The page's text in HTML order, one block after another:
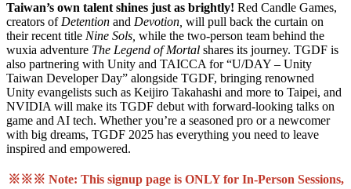
Taiwan’s own talent shines just as brightly! Red Candle Games,
creators of Detention and Devotion, will pull back the curtain on
their recent title Nine Sols, while the two-person team behind the
wuxia adventure The Legend of Mortal shares its journey. TGDF is
also partnering with Unity and TAICCA for “U/DAY – Unity
Taiwan Developer Day” alongside TGDF, bringing renowned
Unity evangelists such as Keijiro Takahashi and more to Taipei, and
NVIDIA will make its TGDF debut with forward-looking talks on
game and AI tech. Whether you’re a seasoned pro or a newcomer
with big dreams, TGDF 2025 has everything you need to leave
inspired and empowered.
※※※ Note: This signup page is ONLY for In-Person Sessions,